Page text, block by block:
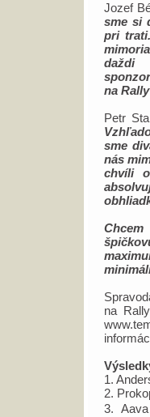
Jozef
sme si
pri
daždi
na
Petr
sme
nás
chvíli
na
1.
2.
3.